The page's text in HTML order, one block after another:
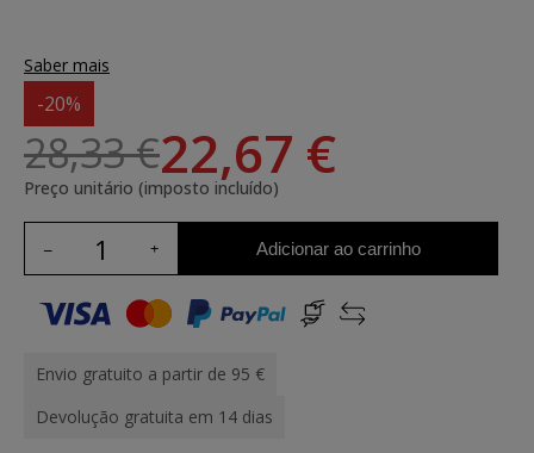
Saber mais
-20%
28,33 €22,67 €
Preço unitário (imposto incluído)
Adicionar ao carrinho
Envio gratuito a partir de 95 €
Devolução gratuita em 14 dias